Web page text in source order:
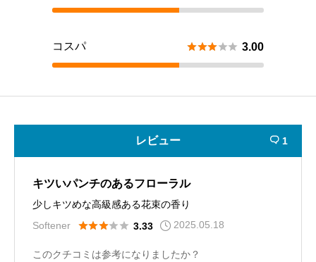
コスパ  3.00
レビュー  1
キツいパンチのあるフローラル
少しキツめな高級感ある花束の香り
Softener
 3.33 2025.05.18
このクチコミは参考になりましたか？